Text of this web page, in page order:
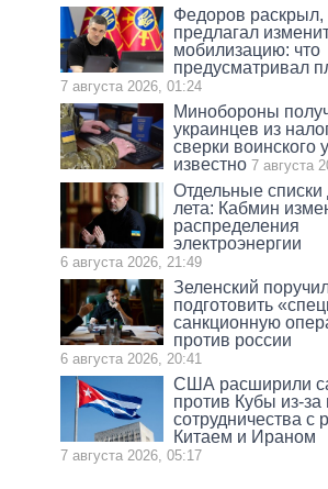
Федоров раскрыл,
предлагал
мобилизацию: что
предусматривал
7 августа 2026, 01:24
Минобороны
украинцев из
сверки воинского
известно 7 августа
Отдельные
лета: Кабмин
распределения
электроэнергии
6 августа 2026, 21:49
Зеленский
подготовить
санкционную
против россии
6 августа 2026, 20:41
США расширили
против Кубы из-за
сотрудничества с
Китаем и Ираном
7 августа 2026, 05:17